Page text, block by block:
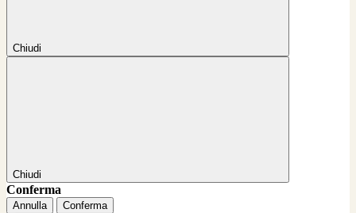
Chiudi
Chiudi
Conferma
Annulla Conferma